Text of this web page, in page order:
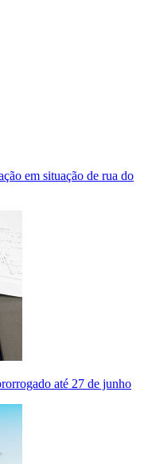
em situação de rua do
até 27 de junho